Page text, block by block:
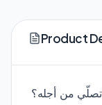
Product
تصلّي من أجله؟